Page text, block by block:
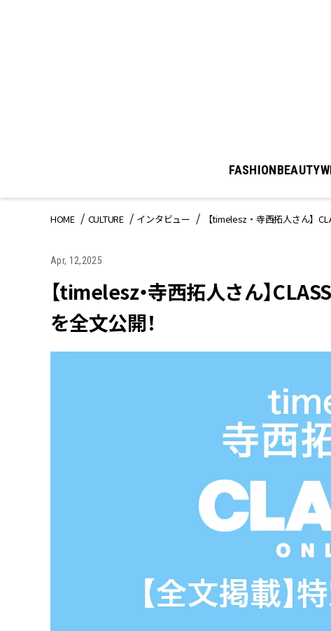
FASHIONBEAUTY
HOME CULTURE インタビュー 【timelesz・寺西拓人さん】
Apr, 12,2025
【timelesz・寺西拓人さん】
を全文公開！